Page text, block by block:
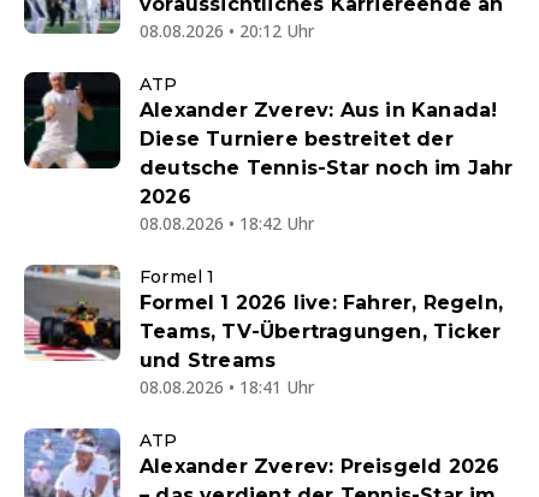
08.08.2026 • 20:12 Uhr
ATP
Alexander Zverev: Aus in Kanada!
Diese Turniere bestreitet der
deutsche Tennis-Star noch im Jahr
2026
08.08.2026 • 18:42 Uhr
Formel 1
Formel 1 2026 live: Fahrer, Regeln,
Teams, TV-Übertragungen, Ticker
und Streams
08.08.2026 • 18:41 Uhr
ATP
Alexander Zverev: Preisgeld 2026